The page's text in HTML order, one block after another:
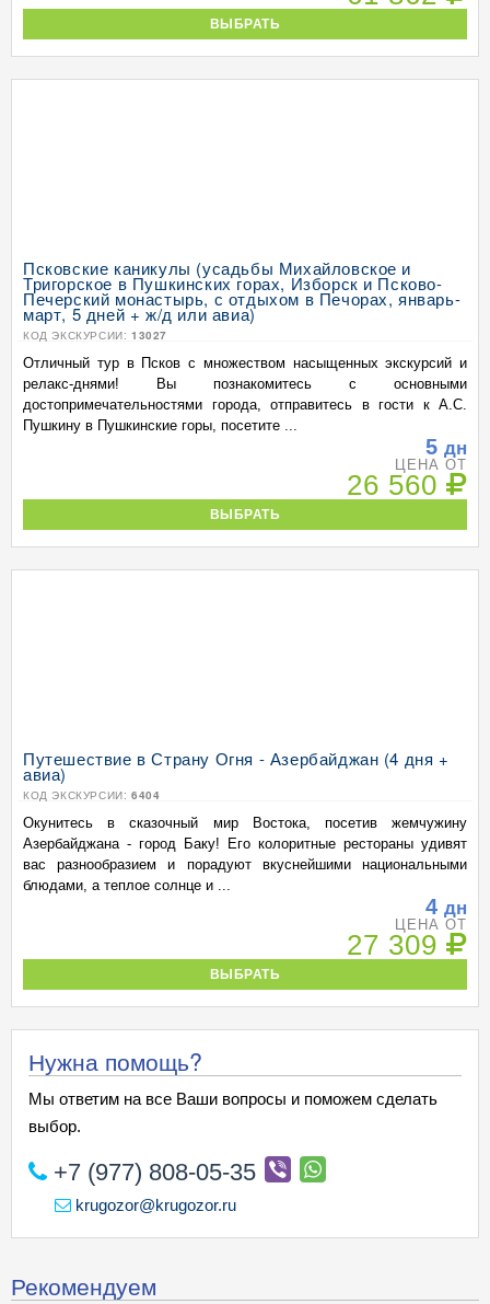
ВЫБРАТЬ
Псковские каникулы (усадьбы Михайловское и
Тригорское в Пушкинских горах, Изборск и Псково-
Печерский монастырь, с отдыхом в Печорах, январь-
март, 5 дней + ж/д или авиа)
КОД ЭКСКУРСИИ: 13027
Отличный тур в Псков с множеством насыщенных экскурсий и
релакс-днями! Вы познакомитесь с основными
достопримечательностями города, отправитесь в гости к А.С.
Пушкину в Пушкинские горы, посетите ...
5 дн
ЦЕНА ОТ
26 560
ВЫБРАТЬ
Путешествие в Страну Огня - Азербайджан (4 дня +
авиа)
КОД ЭКСКУРСИИ: 6404
Окунитесь в сказочный мир Востока, посетив жемчужину
Азербайджана - город Баку! Его колоритные рестораны удивят
вас разнообразием и порадуют вкуснейшими национальными
блюдами, а теплое солнце и ...
4 дн
ЦЕНА ОТ
27 309
ВЫБРАТЬ
Нужна помощь?
Мы ответим на все Ваши вопросы и поможем сделать
выбор.
+7 (977) 808-05-35
krugozor@krugozor.ru
Рекомендуем